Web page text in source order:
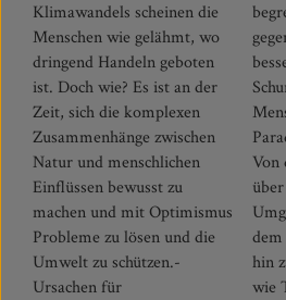
Klimawandels scheinen die
Menschen wie gelähmt, wo
dringend Handeln geboten
ist. Doch wie? Es ist an der
Zeit, sich die komplexen
Zusammenhänge zwischen
Natur und menschlichen
Einflüssen bewusst zu
machen und mit Optimismus
Probleme zu lösen und die
Umwelt zu schützen.-
Ursachen für
begreift, kann Maßnahmen
gegen den Klimawandel
besser umsetzen. Michael
Schurwanz erläutert, wie wir
Menschen uns ein irdisches
Paradies erschaffen können.
Von der Energieversorgung
über den nachhaltigen
Umgang mit Kreisläufen wie
dem Kohlenstoffkreislauf bis
hin zu einfachen Lösungen
wie Teilen, Reparieren und